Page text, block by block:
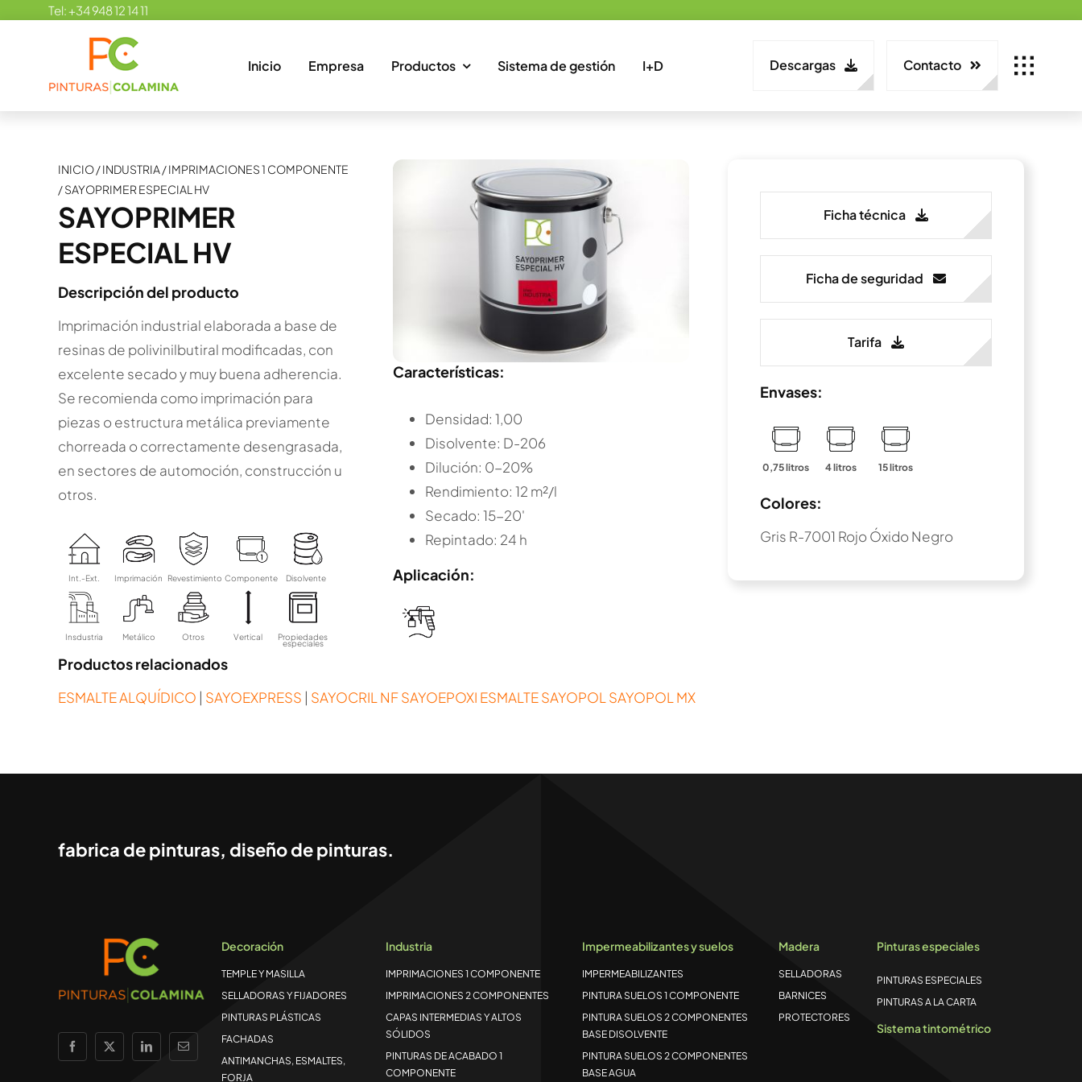
Tel:+34 948 12 14 11
Inicio Empresa Productos Sistema de gestión I+D Descargas Contacto
INICIO/INDUSTRIA/IMPRIMACIONES 1 COMPONENTE
/SAYOPRIMER ESPECIAL HV
SAYOPRIMER
ESPECIAL HV
Descripción del producto
Imprimación industrial elaborada a base de
resinas de polivinilbutiral modificadas, con
excelente secado y muy buena adherencia.
Se recomienda como imprimación para
piezas o estructura metálica previamente
chorreada o correctamente desengrasada,
en sectores de automoción, construcción u
otros.
Int.-Ext. Imprimación Revestimiento Componente Disolvente
Insdustria Metálico Otros Vertical Propiedades
especiales
Características:
Densidad: 1,00
Disolvente: D-206
Dilución: 0-20%
Rendimiento: 12 m²/l
Secado: 15-20'
Repintado: 24 h
Aplicación:
Ficha técnica
Ficha de seguridad
Tarifa
Envases:
0,75 litros 4 litros 15 litros
Colores:
Gris R-7001 Rojo Óxido Negro
Productos relacionados
ESMALTE ALQUÍDICO | SAYOEXPRESS | SAYOCRIL NFSAYOEPOXI ESMALTESAYOPOL SAYOPOL MX
fabrica de pinturas, diseño de pinturas.
Decoración
TEMPLE Y MASILLA
SELLADORAS Y FIJADORES
PINTURAS PLÁSTICAS
FACHADAS
ANTIMANCHAS, ESMALTES,
FORJA
Industria
IMPRIMACIONES 1 COMPONENTE
IMPRIMACIONES 2 COMPONENTES
CAPAS INTERMEDIAS Y ALTOS
SÓLIDOS
PINTURAS DE ACABADO 1
COMPONENTE
Impermeabilizantes y suelos
IMPERMEABILIZANTES
PINTURA SUELOS 1 COMPONENTE
PINTURA SUELOS 2 COMPONENTES
BASE DISOLVENTE
PINTURA SUELOS 2 COMPONENTES
BASE AGUA
Madera
SELLADORAS
BARNICES
PROTECTORES
Pinturas especiales
PINTURAS ESPECIALES
PINTURAS A LA CARTA
Sistema tintométrico